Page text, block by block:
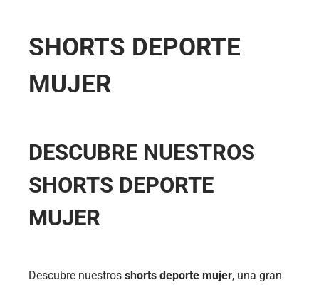
SHORTS DEPORTE
MUJER
DESCUBRE NUESTROS
SHORTS DEPORTE
MUJER
Descubre nuestros shorts deporte mujer, una gran